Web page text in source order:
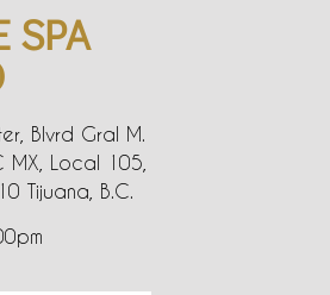
SPA
Blvrd Gral M.
MX, Local 105,
Tijuana, B.C.